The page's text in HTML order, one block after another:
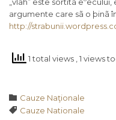
argumente care sã o þinã
http://
1 total views , 1 views
 Category
Cauze Naţionale
 Tags
Cauze Nationale